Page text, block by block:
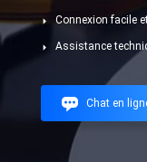
Connexion facile
Assistance
 Chat en